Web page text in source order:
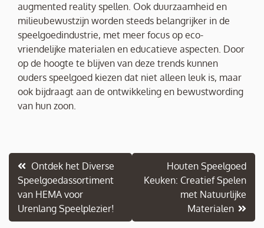
augmented reality spellen. Ook duurzaamheid en
milieubewustzijn worden steeds belangrijker in de
speelgoedindustrie, met meer focus op eco-
vriendelijke materialen en educatieve aspecten. Door
op de hoogte te blijven van deze trends kunnen
ouders speelgoed kiezen dat niet alleen leuk is, maar
ook bijdraagt aan de ontwikkeling en bewustwording
van hun zoon.
Berichtnavigatie
Ontdek het Diverse
Speelgoedassortiment
van HEMA voor
Urenlang Speelplezier!
Houten Speelgoed
Keuken: Creatief Spelen
met Natuurlijke
Materialen